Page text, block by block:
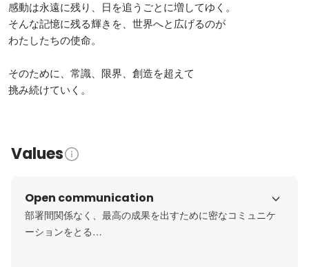
感動は永遠に残り、日を追うごとに増してゆく。
そんな記憶に残る輝きを、世界へと広げるのが
わたしたちの使命。
そのために、常識、限界、創造を超えて
Values
Open communication
部署間関係なく、最高の成果を出すために密なコミュニケ
ーションをとる